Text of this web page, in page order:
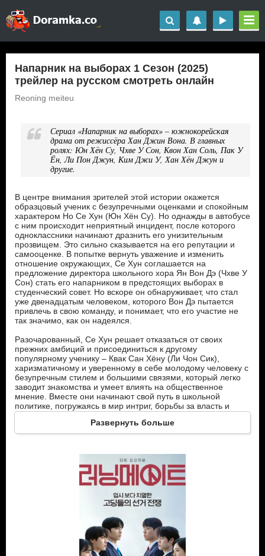
Напарник на выборах 1 Сезон (2025)
трейлер на русском смотреть онлайн
Reoning meiteu
Сериал «Напарник на выборах» – южнокорейская
драма от режиссёра Хан Джин Вона. В главных
ролях: Юн Хён Су, Чхве У Сон, Квон Хан Соль, Пак У
Ён, Ли Пон Джун, Ким Джи У, Хан Хён Джун и
другие.
В центре внимания зрителей этой истории окажется
образцовый ученик с безупречными оценками и спокойным
характером Но Се Хун (Юн Хён Су). Но однажды в автобусе
с ним происходит неприятный инцидент, после которого
одноклассники начинают дразнить его унизительным
прозвищем. Это сильно сказывается на его репутации и
самооценке. В попытке вернуть уважение и изменить
отношение окружающих, Се Хун соглашается на
предложение директора школьного хора Ян Вон Дэ (Чхве У
Сон) стать его напарником в предстоящих выборах в
студенческий совет. Но вскоре он обнаруживает, что стал
уже двенадцатым человеком, которого Вон Дэ пытается
привлечь в свою команду, и понимает, что его участие не
так значимо, как он надеялся.
Разочарованный, Се Хун решает отказаться от своих
прежних амбиций и присоединиться к другому
популярному ученику – Квак Сан Хёну (Ли Чон Сик),
харизматичному и уверенному в себе молодому человеку с
безупречным стилем и большими связями, который легко
заводит знакомства и умеет влиять на общественное
мнение. Вместе они начинают свой путь в школьной
политике, погружаясь в мир интриг, борьбы за власть и
самовыражения. Се Хун постепенно учится быть смелее, а
также открывает для себя настоящую дружбу.
Развернуть больше